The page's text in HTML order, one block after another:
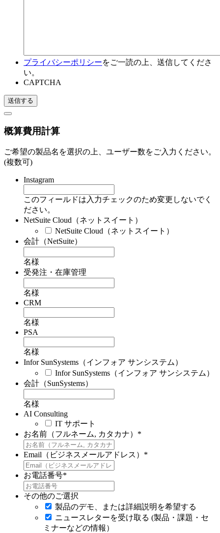
プライバシーポリシーをご一読の上、送信してくださ
い。
CAPTCHA
概算費用計算
ご希望の製品名を選択の上、ユーザー数をご入力ください。
(複数可)
Instagram
このフィールドは入力チェックのため変更しないでく
ださい。
NetSuite Cloud（ネットスイート）
NetSuite Cloud（ネットスイート）
会計（NetSuite）
名様
受発注・在庫管理
名様
CRM
名様
PSA
名様
Infor SunSystems（インフォア サンシステム）
Infor SunSystems（インフォア サンシステム）
会計（SunSystems）
名様
AI Consulting
IT サポート
お名前（フルネーム, カタカナ） *
Email（ビジネスメールアドレス） *
お電話番号*
その他のご選択
製品のデモ、または詳細説明を希望する
ニュースレターを受け取る (製品・課題・セ
ミナーなどの情報）